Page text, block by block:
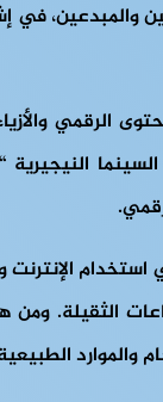
والمبدعين، في
الرقمي
النيجيرية
الإنترنت
الثقيلة. ومن
والموارد